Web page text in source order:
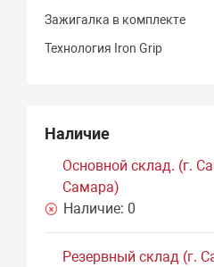
Зажигалка в комплекте
Технология Iron Grip
Наличие
Основной склад. (г.
Самара)
Наличие: 0
Резервный склад (г.